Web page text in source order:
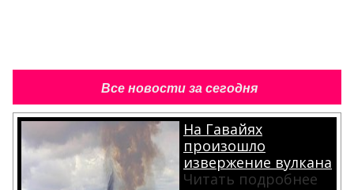
Все новости за сегодня
На Гавайях
произошло
извержение вулкана
Читать подробнее